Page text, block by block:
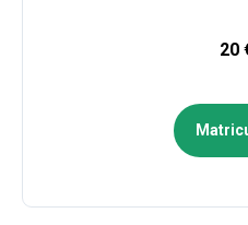
20